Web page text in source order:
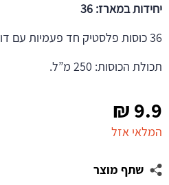
9.9
₪
המלאי אזל
שתף מוצר
יחידות במארז: 36
36 כוסות פלסטיק חד פעמיות עם דוגמת יהלום מדהימה.
תכולת הכוסות: 250 מ”ל.